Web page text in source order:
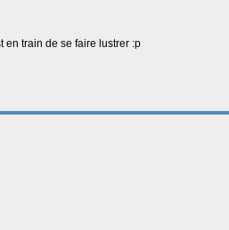
en train de se faire lustrer :p